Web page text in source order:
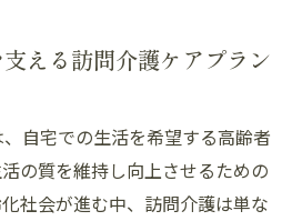
る自宅生活の安定化の具体例
がもたらす家庭内の変化
介護の魅力的なライフスタイ
能にする訪問介護の柔軟性
える訪問介護ケアプラン
自宅での生活を希望する高齢者
の質を維持し向上させるための
社会が進む中、訪問介護は単な